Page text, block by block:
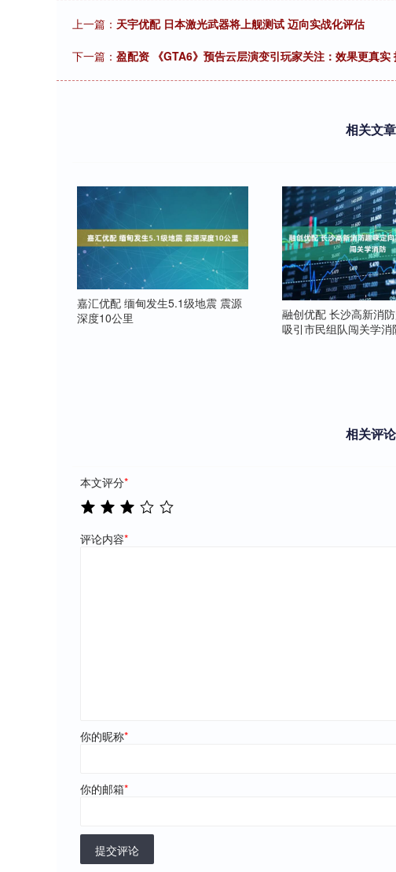
上一篇： 天宇优配 日本激光武器将上舰测试 迈向实战化评估
下一篇： 盈配资 《GTA6》预告云层演变引玩家关注：效果更真实
相关文章
嘉汇优配 缅甸发生5.1级地震 震源
深度10公里
融创优配 长沙高新消
吸引市民组队闯关学消
相关评论
本文评分*
评论内容*
你的昵称*
你的邮箱*
提交评论